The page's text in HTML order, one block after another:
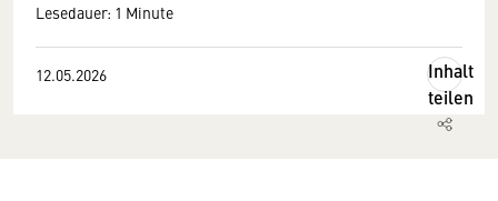
Lesedauer: 1 Minute
12.05.2026
Inhalt
teilen